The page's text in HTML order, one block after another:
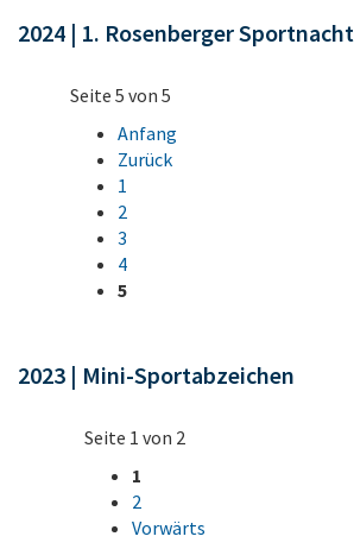
2024 | 1. Rosenberger Sportnacht
Seite 5 von 5
Anfang
Zurück
1
2
3
4
5
2023 | Mini-Sportabzeichen
Seite 1 von 2
1
2
Vorwärts